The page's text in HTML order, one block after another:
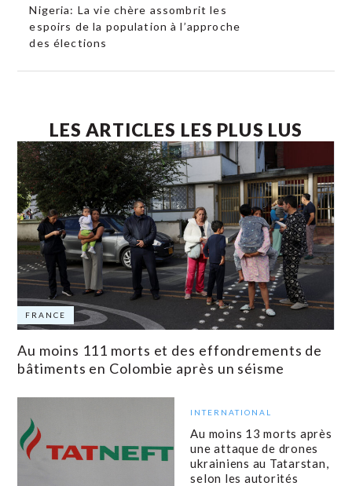
Nigeria: La vie chère assombrit les
espoirs de la population à l’approche
des élections
LES ARTICLES LES PLUS LUS
FRANCE
Au moins 111 morts et des effondrements de
bâtiments en Colombie après un séisme
INTERNATIONAL
Au moins 13 morts après
une attaque de drones
ukrainiens au Tatarstan,
selon les autorités